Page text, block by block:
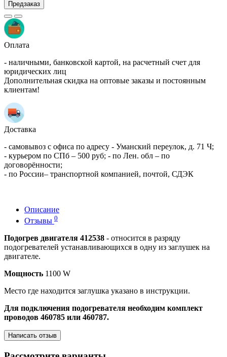
Предзаказ
Оплата
- наличными, банковской картой, на расчетный счет для
юридических лиц
Дополнительная скидка на оптовые заказы и постоянным
клиентам!
Доставка
- самовывоз с офиса по адресу - Уманский переулок, д. 71 Ч;
- курьером по СПб – 500 руб; - по Лен. обл – по
договорённости;
- по России– транспортной компанией, почтой, СДЭК
Описание
Отзывы 0
Подогрев двигателя 412538 - относится в разряду
подогревателей устанавливающихся в одну из заглушек на
двигателе.
Мощность 1100 W
Место где находится заглушка указано в инструкции.
Для подключения подогревателя необходим комплект
проводов 460785 или 460787.
Написать отзыв